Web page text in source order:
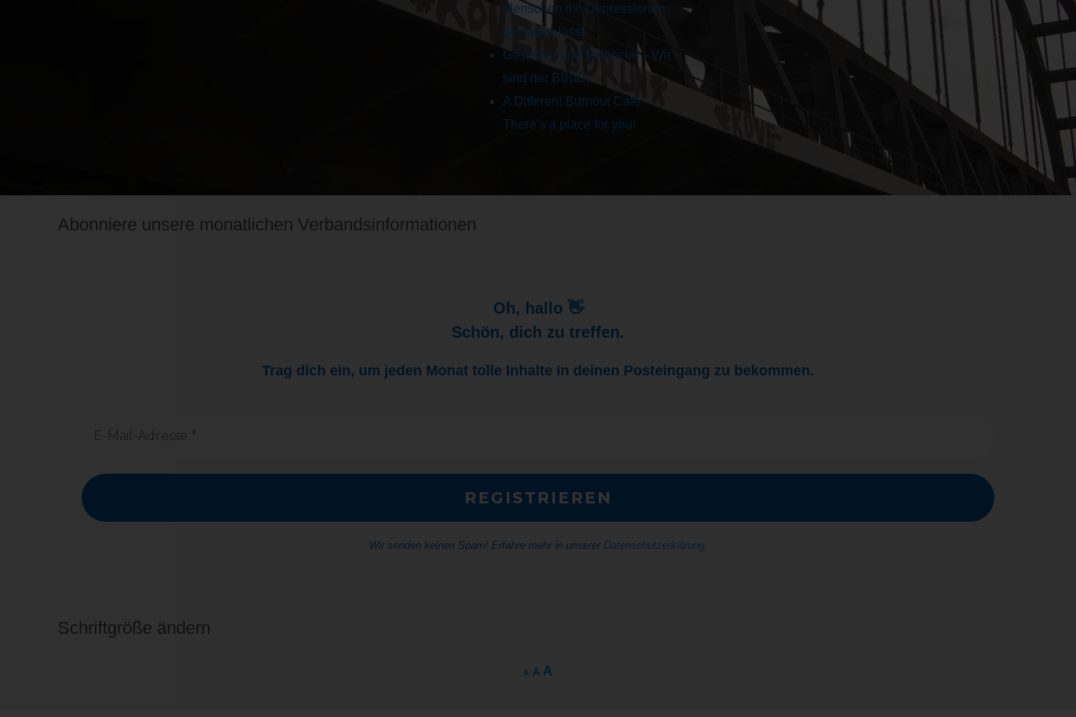
Menschen mit Depressionen
gestalten lässt
Gesichter und Einblicke – Wir
sind der BBuD!
A Different Burnout Café –
There’s a place for you!
Abonniere unsere monatlichen Verbandsinformationen
Oh, hallo 👋
Schön, dich zu treffen.
Trag dich ein, um jeden Monat tolle Inhalte in deinen Posteingang zu bekommen.
Wir senden keinen Spam! Erfahre mehr in unserer Datenschutzerklärung.
Schriftgröße ändern
A A A